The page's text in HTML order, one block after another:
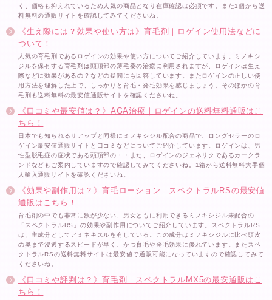
く、価格も抑えれているため人気の商品となり在庫確認は必須です。また1個から送
料無料の通販サイトを確認してみてくださいね。
《生え際には？効果や使い方は》育毛剤｜ロゲイン使用法などに
ついて！
人気の育毛剤であるロゲインの効果や使い方についてご紹介しています。ミノキシ
ジルを保有する育毛剤は頭頂部の薄毛委の治療に利用されますが、ロゲインは生え
際などに効果があるの？などの疑問にも回答しています。またロゲインの正しい使
用方法を理解した上で、しっかりと育毛・発毛効果を感じましょう。そのほかの育
毛剤も送料無料の最安値通販サイトを確認くださいね。
《口コミや最安値は？》AGA治療｜ロゲインの送料無料通販はこ
ちら！
日本でも知られるリアップと同様にミノキシジル配合の商品で、ロングセラーのロ
ゲイン最安値通販サイトと口コミなどについてご紹介しています。ロゲインは、男
性型脱毛症の症状である頭頂部の・・また、ロゲインのジェネリクであるカークラ
ンドなどもご案内していますので確認してみてくださいね。1箱から送料無料大手個
人輸入通販サイトを確認くださいね。
《効果や副作用は？》育毛ローション｜スペクトラルRSの最安値
通販はこちら！
育毛剤の中でも非常に数が少ない、男女ともに利用できるミノキシジル未配合の
「スペクトラルRS」の効果や副作用についてご紹介しています。スペクトラルRS
は、主成分としてアミネキスルを有している。この成分はミノキシジルに比べ頭皮
の奥まで浸透するスピードが早く、かつ育毛や発毛効果に優れています。またスペ
クトラルRSの送料無料サイトは最安値で通販可能になっていますので確認してみて
くださいね。
《口コミや評判は？》育毛剤｜スペクトラルMX5の最安通販はこ
ちら！